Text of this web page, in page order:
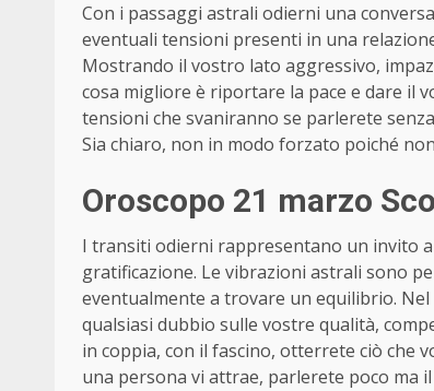
Con i passaggi astrali odierni una
eventuali tensioni presenti in una
Mostrando il vostro lato aggressivo,
cosa migliore è riportare la pace e dare il
tensioni che svaniranno se parlerete
Sia chiaro, non in modo forzato poiché
Oroscopo 21 marzo
I transiti odierni rappresentano un invito
gratificazione. Le vibrazioni astrali sono
eventualmente a trovare un equilibrio.
qualsiasi dubbio sulle vostre qualità,
in coppia, con il fascino, otterrete ciò che
una persona vi attrae, parlerete poco ma